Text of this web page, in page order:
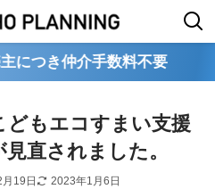
介手数料不要
どもエコすまい支援
直されました。
19日 2023年1月6日